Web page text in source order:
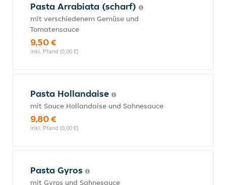
Pasta Arrabiata (scharf)
mit verschiedenem Gemüse und
Tomatensauce
9,50 €
inkl. Pfand (0,00 €)
Pasta Hollandaise
mit Sauce Hollandaise und Sahnesauce
9,80 €
inkl. Pfand (0,00 €)
Pasta Gyros
mit Gyros und Sahnesauce